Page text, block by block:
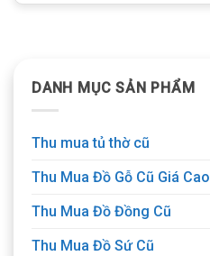
DANH MỤC SẢN PHẨM
Thu mua tủ thờ cũ
Thu Mua Đồ Gỗ Cũ Giá Cao
Thu Mua Đồ Đồng Cũ
Thu Mua Đồ Sứ Cũ